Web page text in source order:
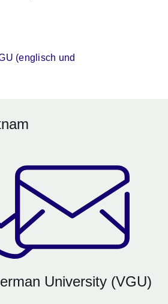
(englisch und
Fenster
University (VGU)